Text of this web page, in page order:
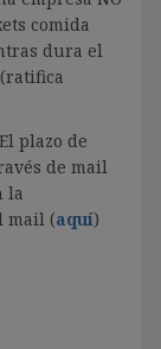
comida
dura el
plazo de
de mail
la
mail (aquí)